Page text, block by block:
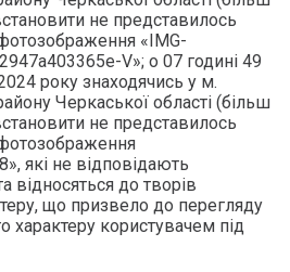
не представилось
«IMG-
V»; о 07 годині 49
року знаходячись у м.
Черкаської області (більш
не представилось
які не відповідають
відносяться до творів
що призвело до перегляду
характеру користувачем під